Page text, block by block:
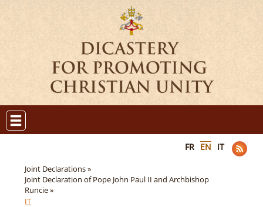
FR EN IT
Joint Declarations »
Joint Declaration of Pope John Paul II and Archbishop
Runcie »
IT